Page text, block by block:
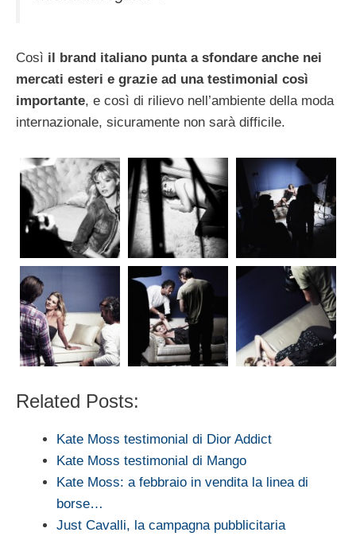
Così il brand italiano punta a sfondare anche nei
mercati esteri e grazie ad una testimonial così
importante, e così di rilievo nell’ambiente della moda
internazionale, sicuramente non sarà difficile.
Related Posts:
Kate Moss testimonial di Dior Addict
Kate Moss testimonial di Mango
Kate Moss: a febbraio in vendita la linea di
borse…
Just Cavalli, la campagna pubblicitaria